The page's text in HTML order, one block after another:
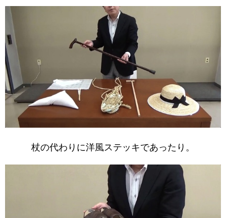
杖の代わりに洋風ステッキであったり。